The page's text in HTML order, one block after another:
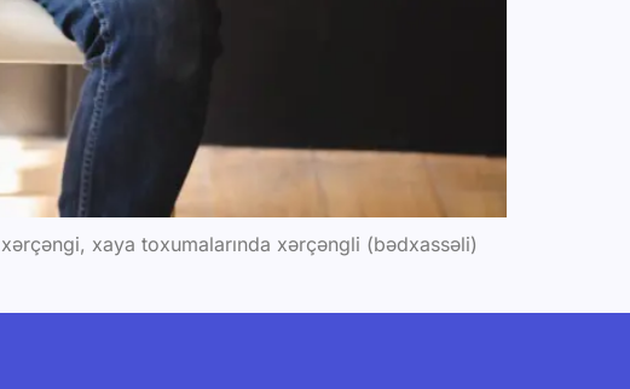
xaya toxumalarında xərçəngli (bədxassəli)